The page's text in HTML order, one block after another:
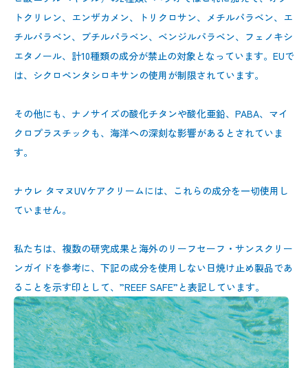
トクリレン、エンザカメン、トリクロサン、メチルパラベン、エ
チルパラベン、ブチルパラベン、ベンジルパラベン、フェノキシ
エタノール、計10種類の成分が禁止の対象となっています。EUで
は、シクロペンタシロキサンの使用が制限されています。
その他にも、ナノサイズの酸化チタンや酸化亜鉛、PABA、マイ
クロプラスチックも、海洋への深刻な影響があるとされていま
す。
ナウレ タマヌUVケアクリームには、これらの成分を一切使用し
ていません。
私たちは、複数の研究成果と海外のリーフセーフ・サンスクリー
ンガイドを参考に、下記の成分を使用しない日焼け止め製品であ
ることを示す印として、”REEF SAFE”と表記しています。